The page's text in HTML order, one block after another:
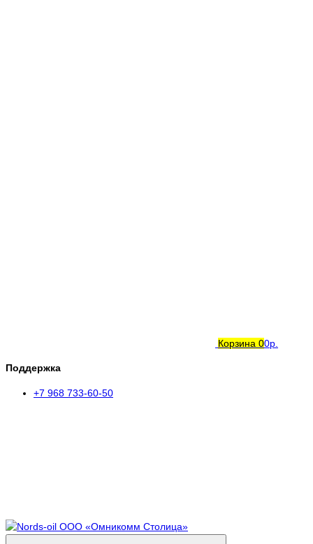
Корзина 00р.
Поддержка
+7 968 733-60-50